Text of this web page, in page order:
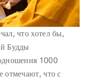
что хотел бы,
Будды
1000
отмечают, что с